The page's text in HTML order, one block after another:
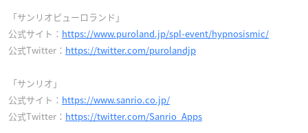
「サンリオピューロランド」
公式サイト： https://www.puroland.jp/spl-event/hypnosismic/
公式Twitter： https://twitter.com/purolandjp
「サンリオ」
公式サイト： https://www.sanrio.co.jp/
公式Twitter： https://twitter.com/Sanrio_Apps